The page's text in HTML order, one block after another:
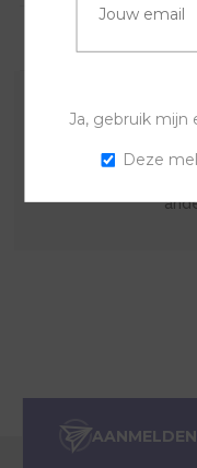
De sierring is
sierring en een
Ja, gebruik mijn
Deze